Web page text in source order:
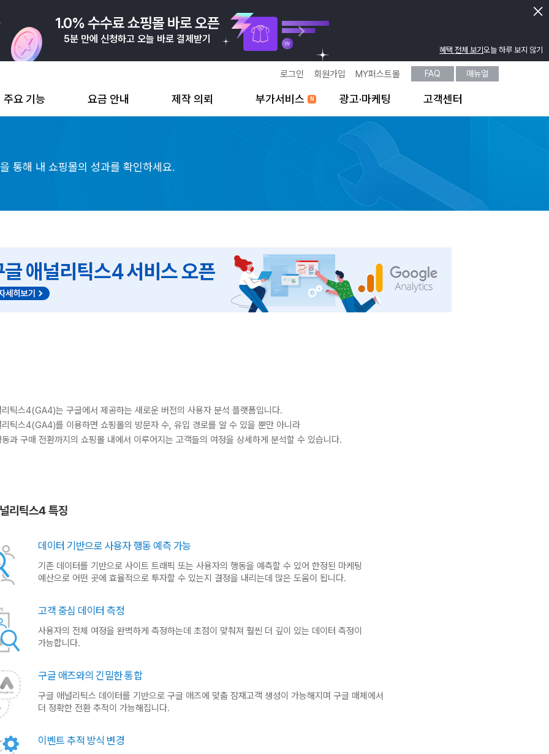
1.0% 수수료 쇼핑몰 바로 오픈
5분 만에 신청하고 오늘 바로 결제받기
1분 만에 가입하고 쿠팡 캐시 3만 원 받기
혜택 전체 보기 오늘 하루 보지 않기
로그인 회원가입 MY퍼스트몰 FAQ 매뉴얼
주요 기능 요금 안내 제작 의뢰 부가서비스 광고·마케팅 고객센터
통해 내 쇼핑몰의 성과를 확인하세요.
틱스4(GA4)는 구글에서 제공하는 새로운 버전의 사용자 분석 플랫폼입니다.
틱스4(GA4)를 이용하면 쇼핑몰의 방문자 수, 유입 경로를 알 수 있을 뿐만 아니라
과 구매 전환까지의 쇼핑몰 내에서 이루어지는 고객들의 여정을 상세하게 분석할 수 있습니다.
리틱스4 특징
데이터 기반으로 사용자 행동 예측 가능
기존 데이터를 기반으로 사이트 트래픽 또는 사용자의 행동을 예측할 수 있어 한정된 마케팅
예산으로 어떤 곳에 효율적으로 투자할 수 있는지 결정을 내리는데 많은 도움이 됩니다.
고객 중심 데이터 측정
사용자의 전체 여정을 완벽하게 측정하는데 초점이 맞춰져 훨씬 더 깊이 있는 데이터 측정이
가능합니다.
구글 애즈와의 긴밀한 통합
구글 애널리틱스 데이터를 기반으로 구글 애즈에 맞춤 잠재고객 생성이 가능해지며 구글 매체에서
더 정확한 전환 추적이 가능해집니다.
이벤트 추적 방식 변경